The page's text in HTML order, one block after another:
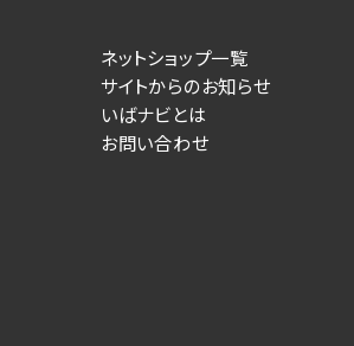
ネットショップ一覧
サイトからのお知らせ
いばナビとは
お問い合わせ